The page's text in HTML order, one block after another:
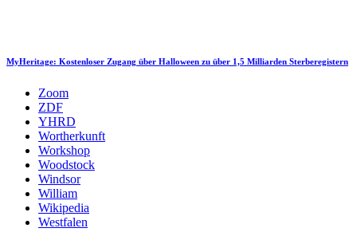
MyHeritage: Kostenloser Zugang über Halloween zu über 1,5 Milliarden Sterberegistern
Zoom
ZDF
YHRD
Wortherkunft
Workshop
Woodstock
Windsor
William
Wikipedia
Westfalen